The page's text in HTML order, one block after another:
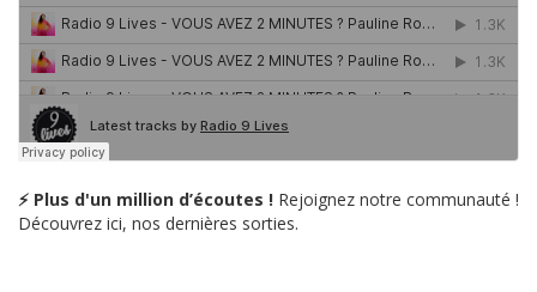
⚡ Plus d'un million d’écoutes ! Rejoignez notre communauté !
Découvrez ici, nos dernières sorties.